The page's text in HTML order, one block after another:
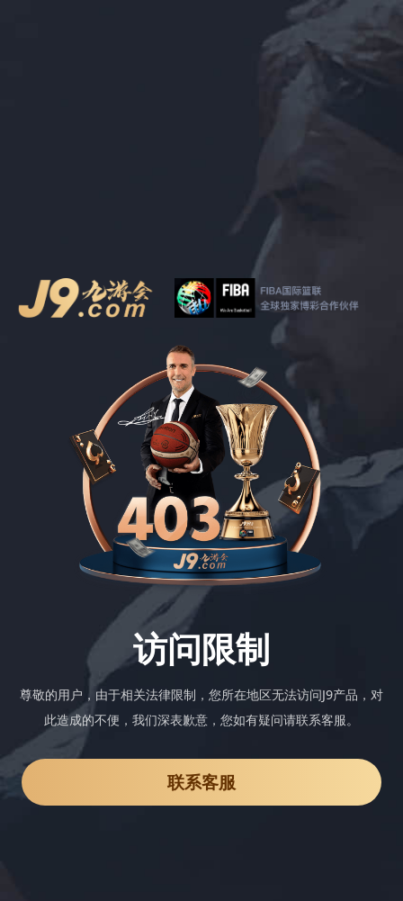
访问限制
尊敬的用户，由于相关法律限制，您所在地区无法访问J9产品，对
此造成的不便，我们深表歉意，您如有疑问请联系客服。
联系客服